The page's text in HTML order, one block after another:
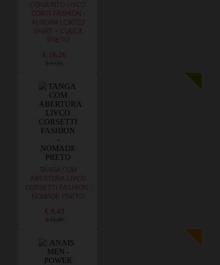
CONJUNTO LIVCO
CORTI FASHION -
AURORA LC90727
SHIRT + CUECA
PRETO
€ 16,26
€ 19,51
TANGA COM
ABERTURA LIVCO
CORSETTI FASHION -
NOMADE PRETO
€ 9,43
€ 11,00